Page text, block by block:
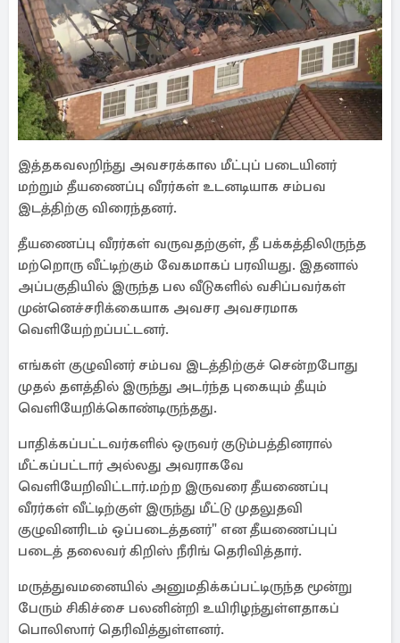
இத்தகவலறிந்து அவசரக்கால மீட்புப் படையினர்
மற்றும் தீயணைப்பு வீரர்கள் உடனடியாக சம்பவ
இடத்திற்கு விரைந்தனர்.
தீயணைப்பு வீரர்கள் வருவதற்குள், தீ பக்கத்திலிருந்த
மற்றொரு வீட்டிற்கும் வேகமாகப் பரவியது. இதனால்
அப்பகுதியில் இருந்த பல வீடுகளில் வசிப்பவர்கள்
முன்னெச்சரிக்கையாக அவசர அவசரமாக
வெளியேற்றப்பட்டனர்.
எங்கள் குழுவினர் சம்பவ இடத்திற்குச் சென்றபோது
முதல் தளத்தில் இருந்து அடர்ந்த புகையும் தீயும்
வெளியேறிக்கொண்டிருந்தது.
பாதிக்கப்பட்டவர்களில் ஒருவர் குடும்பத்தினரால்
மீட்கப்பட்டார் அல்லது அவராகவே
வெளியேறிவிட்டார்.மற்ற இருவரை தீயணைப்பு
வீரர்கள் வீட்டிற்குள் இருந்து மீட்டு முதலுதவி
குழுவினரிடம் ஒப்படைத்தனர்" என தீயணைப்புப்
படைத் தலைவர் கிறிஸ் நீரிங் தெரிவித்தார்.
மருத்துவமனையில் அனுமதிக்கப்பட்டிருந்த மூன்று
பேரும் சிகிச்சை பலனின்றி உயிரிழந்துள்ளதாகப்
பொலிஸார் தெரிவித்துள்ளனர்.